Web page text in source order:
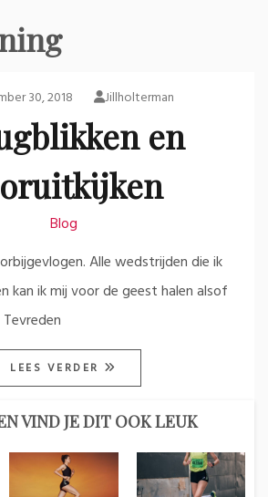
30, 2018 Jillholterman
en
Blog
Alle wedstrijden die ik
kan ik mij voor de geest halen alsof
LEES VERDER
VIND JE DIT OOK LEUK